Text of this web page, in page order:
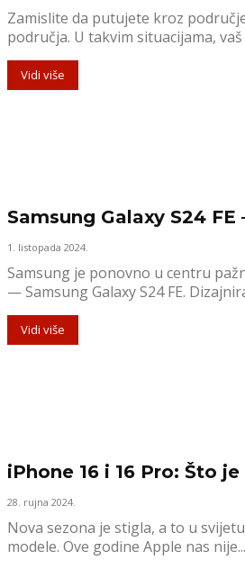
Zamislite da putujete kroz
područja. U takvim situacijama,
Vidi više
Samsung Galaxy S24
1. listopada 2024.
Samsung je ponovno u centru
— Samsung Galaxy S24 FE.
Vidi više
iPhone 16 i 16 Pro: Što
28. rujna 2024.
Nova sezona je stigla, a to u
modele. Ove godine Apple nas nije...